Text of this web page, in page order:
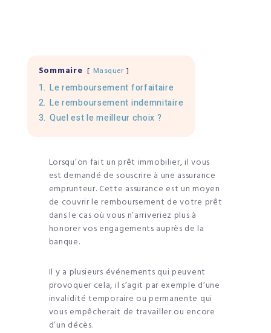
Sommaire Masquer
1. Le remboursement forfaitaire
2. Le remboursement indemnitaire
3. Quel est le meilleur choix ?
Lorsqu’on fait un prêt immobilier, il vous
est demandé de souscrire à une assurance
emprunteur. Cette assurance est un moyen
de couvrir le remboursement de votre prêt
dans le cas où vous n’arriveriez plus à
honorer vos engagements auprès de la
banque.
Il y a plusieurs événements qui peuvent
provoquer cela, il s’agit par exemple d’une
invalidité temporaire ou permanente qui
vous empêcherait de travailler ou encore
d’un décès.